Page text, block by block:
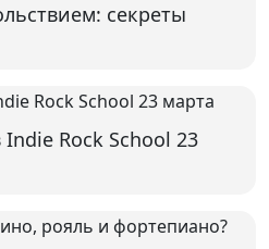
секреты
Rock School 23